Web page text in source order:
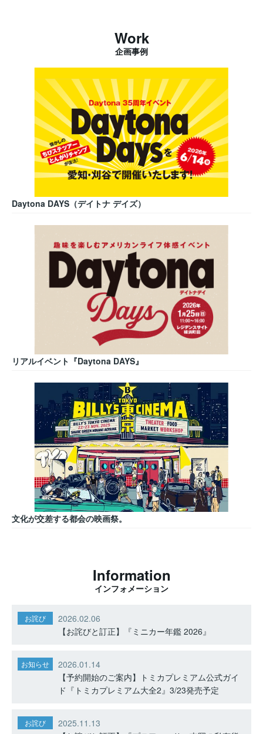
Work
企画事例
Daytona DAYS（デイトナ デイズ）
リアルイベント『Daytona DAYS』
文化が交差する都会の映画祭。
Information
インフォメーション
お詫び
2026.02.06
【お詫びと訂正】『ミニカー年鑑 2026』
お知らせ
2026.01.14
【予約開始のご案内】トミカプレミアム公式ガイ
ド『トミカプレミアム大全2』3/23発売予定
お詫び
2025.11.13